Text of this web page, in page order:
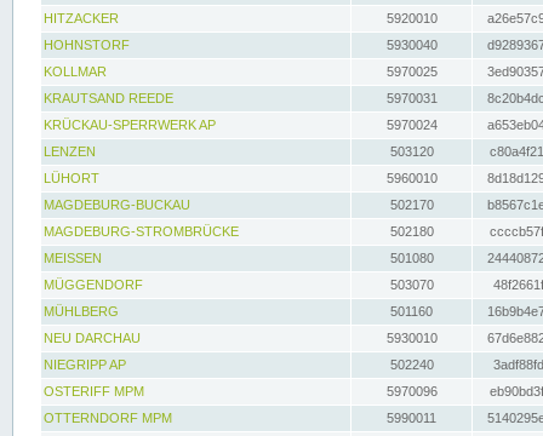
HITZACKER
5920010
HOHNSTORF
5930040
KOLLMAR
5970025
KRAUTSAND REEDE
5970031
KRÜCKAU-SPERRWERK AP
5970024
LENZEN
503120
LÜHORT
5960010
MAGDEBURG-BUCKAU
502170
MAGDEBURG-STROMBRÜCKE
502180
MEISSEN
501080
MÜGGENDORF
503070
MÜHLBERG
501160
NEU DARCHAU
5930010
NIEGRIPP AP
502240
OSTERIFF MPM
5970096
OTTERNDORF MPM
5990011